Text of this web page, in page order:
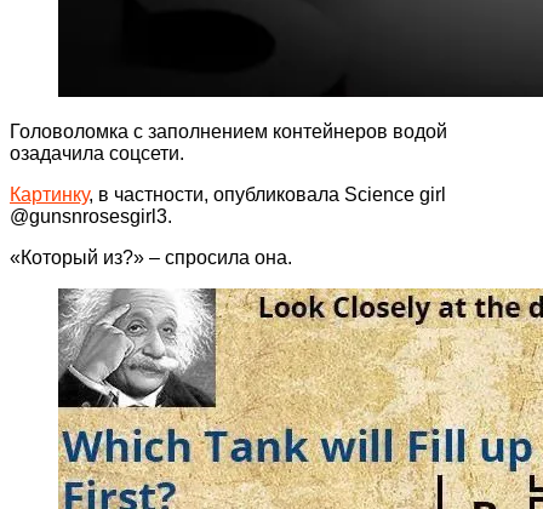
Головоломка с заполнением контейнеров водой
озадачила соцсети.
Картинку, в частности, опубликовала Science girl
@gunsnrosesgirl3.
«Который из?» – спросила она.